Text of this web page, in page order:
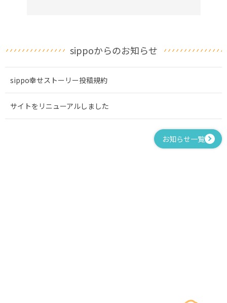
sippoからのお知らせ
sippo幸せストーリー投稿規約
サイトをリニューアルしました
お知らせ一覧